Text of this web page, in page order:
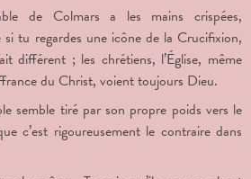
de Colmars a les mains crispées,
si tu regardes une icône de la Crucifixion,
différent ; les chrétiens, l’Église, même
du Christ, voient toujours Dieu.
semble tiré par son propre poids vers le
c’est rigoureusement le contraire dans